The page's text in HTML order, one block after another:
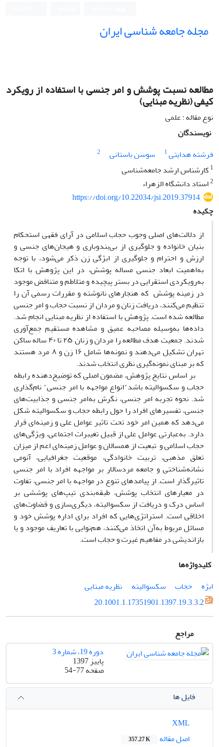
مجله جامعه شناسی ایران
مطالعه نسبت پوشش و امر جنسی با استفاده از رویکرد
کیفی (نظریه مبنایی)
نوع مقاله : علمی
نویسندگان
فرشته هدایتی1 سوسن باستانی
2
1کارشناس ارشد جامعه‌‌شناسی
2استاد دانشگاه الزهراء
https://doi.org/10.22034/jsi.2019.37914
چکیده
از دلالت‌های اصلی وجوب حجاب اسلامی در آرای فقهی استحکام
بنیان خانواده و جلوگیری از بی‌بندوباری و هیجان‌های جنسی و
ارزش و احترام و جلوگیری از ابژگی زن ذکر می‌شود، با توجه
به‌اهمیت ابعاد جنسی مساله پوشش، در این پژوهش با اتکا
به‌رویکردی استقرایی در بستر پیچیده و متلاطم و متناقض موجود
در زمینه پوشش که هنجارهای نانوشته و مقررات رسمی آن را
تنظیم می‌کنند، دریافت‌ زنان و مردان از نسبت حجاب و امر جنسی
مطالعه شده است. پژوهش با استفاده از نظریه مبنایی انجام شد.
داده‌ها به‌وسیله مصاحبه‌ عمیق و مشاهده مستقیم جمع‌آوری
شدند. جمعیت هدف مطالعه را مردان و زنان ۲۵ تا ۴۰ ساله ساکن
تهران تشکیل می‌دهند و نمونه‌ها شامل ۱۶ زن و ۸ مرد هستند
که بر مبنای نمونه‌گیری نظری انتخاب شدند.
بر اساس نتایج پژوهش، مضمون اصلی که توضیح‌دهنده رابطه
حجاب و سکسوالیته باشد"انواع مواجهه با امر جنسی" نام‌گذاری
شد. نحوه تجربه امر جنسی، نگرش به‌امر جنسی و جذابیت‌های
جنسی، تفسیرهای افراد را حول رابطه حجاب و سکسوالیته شکل
می‌دهد که همین امر خود تحت تاثیر عوامل علی و زمینه‌ای قرار
دارد. به‌عبارتی عوامل علی از قبیل تغیبرات اجتماعی، ویژگی‌های
حجاب اسلامی و تبعیت از همسالان و عوامل زمینه‌ای اعم از میزان
تعلق مذهبی، تربیت خانوادگی، موقعیت جغرافیایی، آنومی
نشانه‌شناختی و جامعه مردسالار بر مواجهه افراد با امر جنسی
تاثیرگذار است. از پیامدهای تنوع در مواجهه با امر جنسی، تفاوت
در معیار‌های انتخاب پوشش، طبقه‌بندی تیپ‌های پوششی بر
اساس درک و دریافت از سکسوالیته، دیگری‌سازی و قضاوت‌های
اخلاقی است. استراتژی‌هایی که افراد برای اداره پوشش خود و
مسائل مربوط به‌آن اتخاذ می‌کنند، هم‌نوایی با تعاریف موجود و یا
بازاندیشی در مفاهیم غیرت و حجاب است.
کلیدواژه‌ها
ابژه
حجاب سکسوالیته
نظریه مبنایی
20.1001.1.17351901.1397.19.3.3.2
مراجع
دوره 19، شماره 3
پاییز 1397
صفحه54-77
فایل ها
اصل مقاله
357.27 K